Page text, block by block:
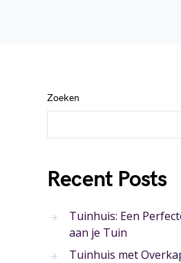
Zoeken
Recent Posts
Tuinhuis: Een
aan je Tuin
Tuinhuis met